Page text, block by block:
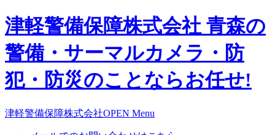
津軽警備保障株式会社 青森の
警備・サーマルカメラ・防
犯・防災のことならお任せ!
津軽警備保障株式会社OPEN Menu